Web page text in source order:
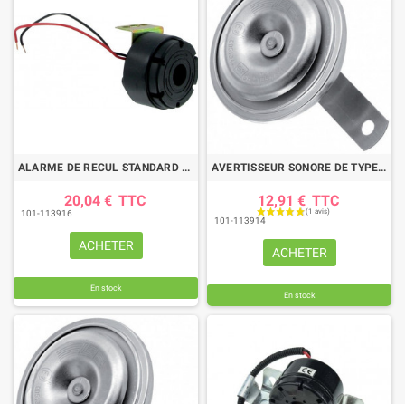
ALARME DE RECUL STANDARD 105Dd 12V
20,04 € TTC
101-113916
ACHETER
En stock
AVERTISSEUR SONORE DE TYPE KLAXON 12V 112DB
12,91 € TTC
101-113914
ACHETER
En stock